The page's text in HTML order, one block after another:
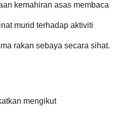
kemahiran asas membaca
murid terhadap aktiviti
rakan sebaya secara sihat.
mengikut